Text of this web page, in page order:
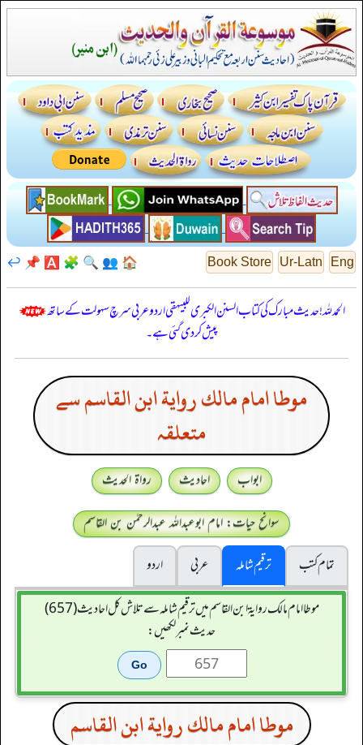
Eng
Ur-Latn
Book Store
🏠
👥
🔍
🧩
🅰️
📌
↩️
الحمدللہ! حدیث مبارک کی کتاب السنن الكبرى للبيهقي اردو عربی سرچ سہولت کے ساتھ
پیش کر دی گئی ہے۔
موطا امام مالك رواية ابن القاسم سے
متعلقہ
ابواب احادیث
رواۃ الحدیث
سوانح حیات: امام ابوعبداللہ عبدالرحمٰن بن القاسم
تمام کتب
ترقیم شاملہ عربی
اردو
موطا امام مالك رواية ابن القاسم میں ترقیم شاملہ سے تلاش کل احادیث (657)
حدیث نمبر لکھیں:
موطا امام مالك رواية ابن القاسم